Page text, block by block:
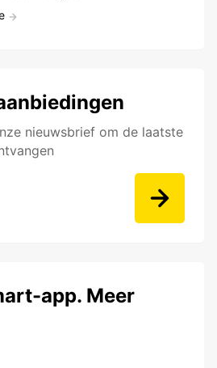
nieuwsbrief om de laatste
app. Meer